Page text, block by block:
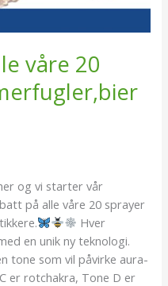
våre 20
og vi starter vår
på alle våre 20 sprayer
Hver
en unik ny teknologi.
tone som vil påvirke aura-
er rotchakra, Tone D er